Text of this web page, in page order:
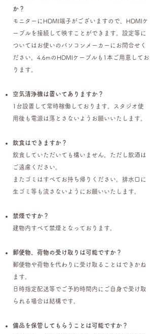
か？
モニターにHDMI端子がございますので、HDMIケ
ーブルを接続して映すことができます。設定等に
ついてはお使いのパソコンメーカーにお問合せく
ださい。4.6mのHDMIケーブルも1本ご用意してお
ります。
空気清浄機は置いてありますか？
1台設置して常時稼働しております。スタジオ使
用後も電源は落とさないようお願いいたします。
飲食はできますか？
飲食していただいても構いません。ただし 飲酒は
ご遠慮ください。
またゴミはすべてお持ち帰りください。排水口に
生ゴミ等も流さないようにお願いいたします。
禁煙ですか？
​建物内すべて禁煙となっております。
郵便物、荷物の受け取りは可能ですか？
郵便物や荷物を代わりに受け取ることはできかね
ます。
日時指定配送等でご予約時間内にご自身で受け取
られる場合は結構です。
備品を保管してもらうことは可能ですか？